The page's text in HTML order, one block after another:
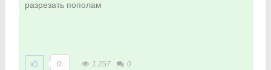
разрезать пополам
0 1 257 0